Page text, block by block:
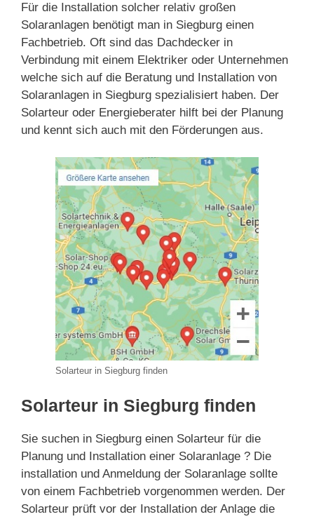
Für die Installation solcher relativ großen
Solaranlagen benötigt man in Siegburg einen
Fachbetrieb. Oft sind das Dachdecker in
Verbindung mit einem Elektriker oder Unternehmen
welche sich auf die Beratung und Installation von
Solaranlagen in Siegburg spezialisiert haben. Der
Solarteur oder Energieberater hilft bei der Planung
und kennt sich auch mit den Förderungen aus.
Solarteur in Siegburg finden
Solarteur in Siegburg finden
Sie suchen in Siegburg einen Solarteur für die
Planung und Installation einer Solaranlage ? Die
installation und Anmeldung der Solaranlage sollte
von einem Fachbetrieb vorgenommen werden. Der
Solarteur prüft vor der Installation der Anlage die